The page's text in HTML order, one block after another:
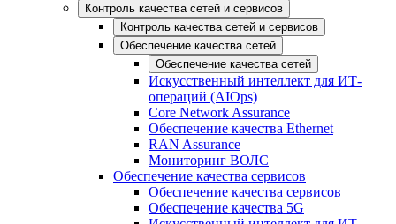
Контроль качества сетей и сервисов
Контроль качества сетей и сервисов
Обеспечение качества сетей
Обеспечение качества сетей
Искусственный интеллект для ИТ-
операций (AIOps)
Core Network Assurance
Обеспечение качества Ethernet
RAN Assurance
Мониторинг ВОЛС
Обеспечение качества сервисов
Обеспечение качества сервисов
Обеспечение качества 5G